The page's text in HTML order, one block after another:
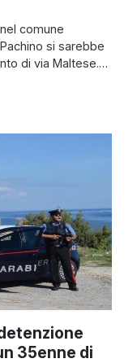
comune
si sarebbe
di via Maltese.
che la vittima da
35enne di